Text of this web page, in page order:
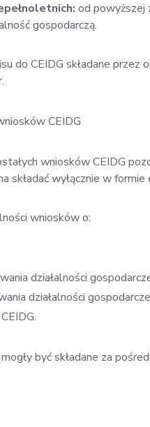
od powyższej
gospodarczą.
do CEIDG składane przez
CEIDG
wniosków CEIDG
składać wyłącznie w formie
wniosków o:
działalności
działalności
być składane za